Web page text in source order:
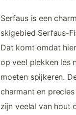
Serfaus is een
skigebied Serfaus-
Dat komt omdat
op veel plekken les
moeten spijkeren.
charmant en
zijn veelal van hout